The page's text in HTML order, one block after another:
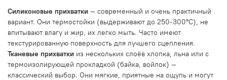
Силиконовые прихватки — современный и очень практичный
вариант. Они термостойки (выдерживают до 250-300°C), не
впитывают влагу и жир, их легко мыть. Часто имеют
текстурированную поверхность для лучшего сцепления.
Тканевые прихватки из нескольких слоёв хлопка, льна или с
термоизолирующей прокладкой (байка, войлок) —
классический выбор. Они мягкие, приятные на ощупь и могут